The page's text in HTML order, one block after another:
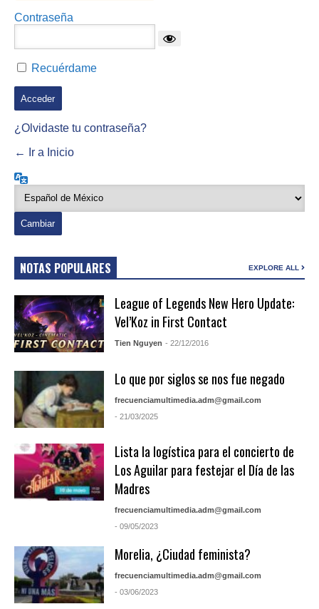
Contraseña
Recuérdame
¿Olvidaste tu contraseña?
← Ir a Inicio
NOTAS POPULARES EXPLORE ALL
League of Legends New Hero Update:
Vel’Koz in First Contact
Tien Nguyen - 22/12/2016
Lo que por siglos se nos fue negado
frecuenciamultimedia.adm@gmail.com
- 21/03/2025
Lista la logística para el concierto de
Los Aguilar para festejar el Día de las
Madres
frecuenciamultimedia.adm@gmail.com
- 09/05/2023
Morelia, ¿Ciudad feminista?
frecuenciamultimedia.adm@gmail.com
- 03/06/2023